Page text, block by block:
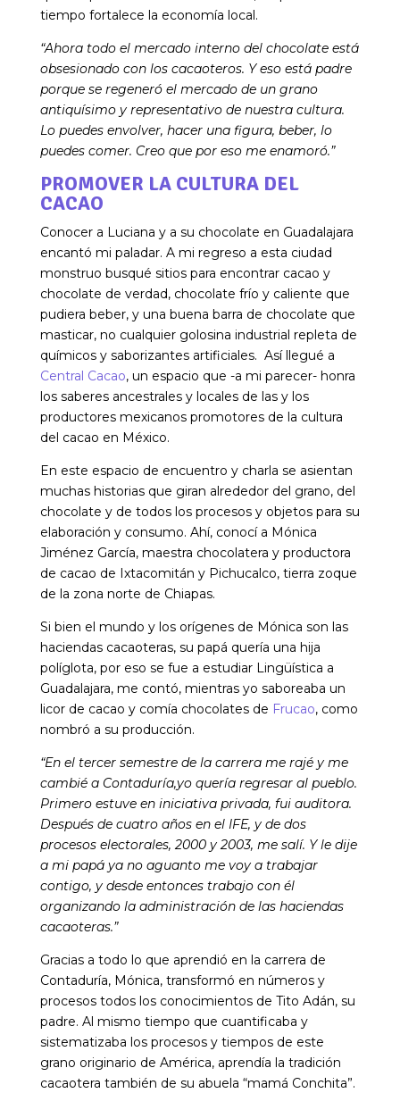
tiempo fortalece la economía local.
“Ahora todo el mercado interno del chocolate está
obsesionado con los cacaoteros. Y eso está padre
porque se regeneró el mercado de un grano
antiquísimo y representativo de nuestra cultura.
Lo puedes envolver, hacer una figura, beber, lo
puedes comer. Creo que por eso me enamoró.”
PROMOVER LA CULTURA DEL
CACAO
Conocer a Luciana y a su chocolate en Guadalajara
encantó mi paladar. A mi regreso a esta ciudad
monstruo busqué sitios para encontrar cacao y
chocolate de verdad, chocolate frío y caliente que
pudiera beber, y una buena barra de chocolate que
masticar, no cualquier golosina industrial repleta de
químicos y saborizantes artificiales. Así llegué a
Central Cacao, un espacio que -a mi parecer- honra
los saberes ancestrales y locales de las y los
productores mexicanos promotores de la cultura
del cacao en México.
En este espacio de encuentro y charla se asientan
muchas historias que giran alrededor del grano, del
chocolate y de todos los procesos y objetos para su
elaboración y consumo. Ahí, conocí a Mónica
Jiménez García, maestra chocolatera y productora
de cacao de Ixtacomitán y Pichucalco, tierra zoque
de la zona norte de Chiapas.
Si bien el mundo y los orígenes de Mónica son las
haciendas cacaoteras, su papá quería una hija
políglota, por eso se fue a estudiar Lingüística a
Guadalajara, me contó, mientras yo saboreaba un
licor de cacao y comía chocolates de Frucao, como
nombró a su producción.
“En el tercer semestre de la carrera me rajé y me
cambié a Contaduría,yo quería regresar al pueblo.
Primero estuve en iniciativa privada, fui auditora.
Después de cuatro años en el IFE, y de dos
procesos electorales, 2000 y 2003, me salí. Y le dije
a mi papá ya no aguanto me voy a trabajar
contigo, y desde entonces trabajo con él
organizando la administración de las haciendas
cacaoteras.”
Gracias a todo lo que aprendió en la carrera de
Contaduría, Mónica, transformó en números y
procesos todos los conocimientos de Tito Adán, su
padre. Al mismo tiempo que cuantificaba y
sistematizaba los procesos y tiempos de este
grano originario de América, aprendía la tradición
cacaotera también de su abuela “mamá Conchita”.